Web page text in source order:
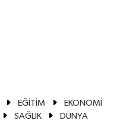
EĞİTİM
EKONOMİ
SAĞLIK
DÜNYA